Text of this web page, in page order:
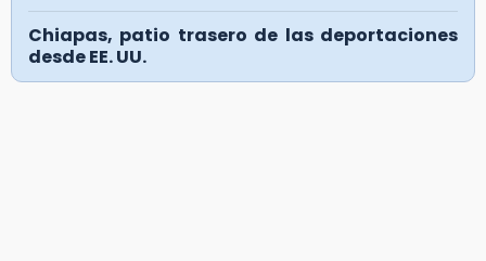
Chiapas, patio trasero de las deportaciones
desde EE. UU.